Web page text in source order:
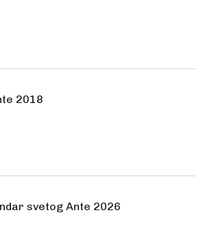
2018
svetog Ante 2026